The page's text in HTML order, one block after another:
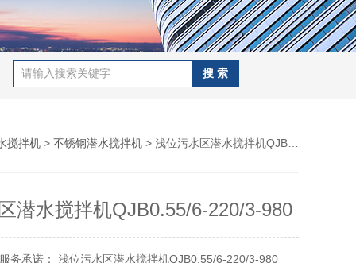
搅拌机 > 不锈钢潜水搅拌机 > 浅位污水区潜水搅拌机QJB0.55/6-220/3-980
潜水搅拌机QJB0.55/6-220/3-980
务承诺： 浅位污水区潜水搅拌机QJB0.55/6-220/3-980